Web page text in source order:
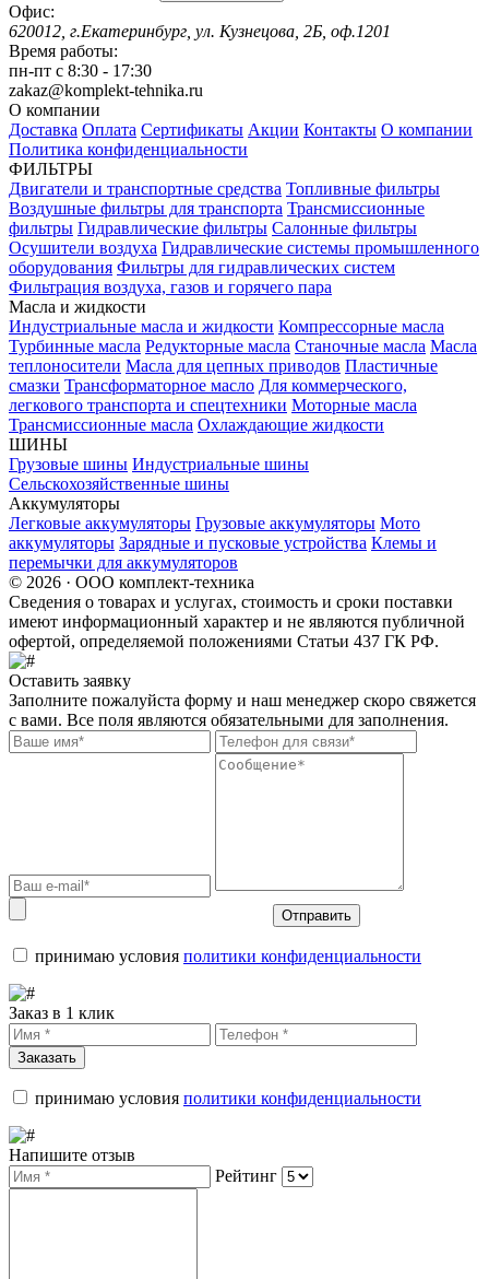
Офис:
620012, г.Екатеринбург, ул. Кузнецова, 2Б, оф.1201
Время работы:
пн-пт с 8:30 - 17:30
zakaz@komplekt-tehnika.ru
О компании
Доставка Оплата Сертификаты Акции Контакты О компании
Политика конфиденциальности
ФИЛЬТРЫ
Двигатели и транспортные средства Топливные фильтры
Воздушные фильтры для транспорта Трансмиссионные
фильтры Гидравлические фильтры Салонные фильтры
Осушители воздуха Гидравлические системы промышленного
оборудования Фильтры для гидравлических систем
Фильтрация воздуха, газов и горячего пара
Масла и жидкости
Индустриальные масла и жидкости Компрессорные масла
Турбинные масла Редукторные масла Станочные масла Масла
теплоносители Масла для цепных приводов Пластичные
смазки Трансформаторное масло Для коммерческого,
легкового транспорта и спецтехники Моторные масла
Трансмиссионные масла Охлаждающие жидкости
ШИНЫ
Грузовые шины Индустриальные шины
Сельскохозяйственные шины
Аккумуляторы
Легковые аккумуляторы Грузовые аккумуляторы Мото
аккумуляторы Зарядные и пусковые устройства Клемы и
перемычки для аккумуляторов
© 2026 · ООО комплект-техника
Сведения о товарах и услугах, стоимость и сроки поставки
имеют информационный характер и не являются публичной
офертой, определяемой положениями Статьи 437 ГК РФ.
Оставить заявку
Заполните пожалуйста форму и наш менеджер скоро свяжется
с вами. Все поля являются обязательными для заполнения.
Отправить
принимаю условия политики конфиденциальности
Заказ в 1 клик
Заказать
принимаю условия политики конфиденциальности
Напишите отзыв
Рейтинг